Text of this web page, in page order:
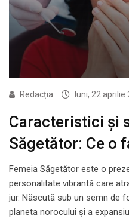
Redacția luni, 22 aprilie
Caracteristici și
Săgetător: Ce o
Femeia Săgetător este o
personalitate vibrantă care
jur. Născută sub un semn de
planeta norocului și a